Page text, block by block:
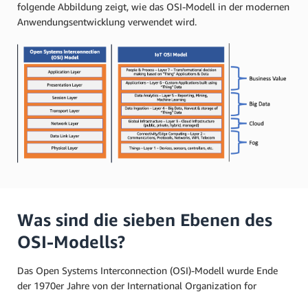
folgende Abbildung zeigt, wie das OSI-Modell in der modernen
Anwendungsentwicklung verwendet wird.
Was sind die sieben Ebenen des
OSI-Modells?
Das Open Systems Interconnection (OSI)-Modell wurde Ende
der 1970er Jahre von der International Organization for